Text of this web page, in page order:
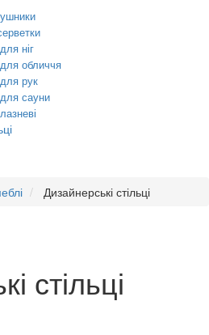
ніг
обличчя
рук
сауни
Дизайнерські стільці
стільці